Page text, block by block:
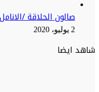
صالون الحلاقة /
2 يوليو، 2020
شاهد ايضا